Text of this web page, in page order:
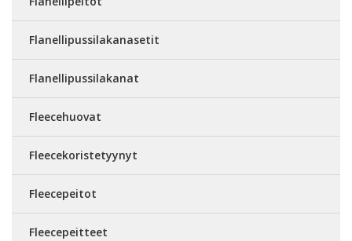
Flanellipussilakanasetit
Flanellipussilakanat
Fleecehuovat
Fleecekoristetyynyt
Fleecepeitot
Fleecepeitteet